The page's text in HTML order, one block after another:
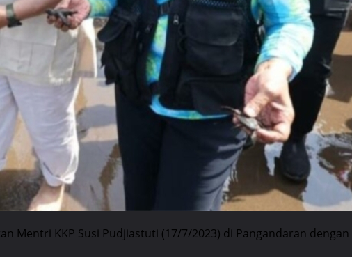
Mentri KKP Susi Pudjiastuti (17/7/2023) di Pangandaran